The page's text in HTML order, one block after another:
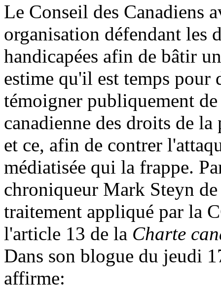
Le Conseil des Canadiens
organisation défendant les
handicapées afin de bâtir
estime qu'il est temps pour
témoigner publiquement
canadienne des droits de
et ce, afin de contrer
médiatisée qui la frappe.
chroniqueur Mark Steyn
traitement appliqué par la
l'article 13 de la Charte
Dans son blogue du jeudi
affirme: